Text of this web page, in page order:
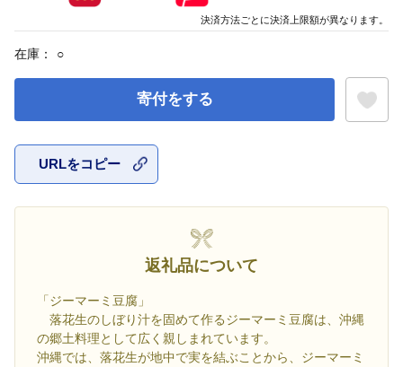
在庫： ○
寄付をする
URLをコピー
返礼品について
「ジーマーミ豆腐」
落花生のしぼり汁を固めて作るジーマーミ豆腐は、沖縄
の郷土料理として広く親しまれています。
沖縄では、落花生が地中で実を結ぶことから、ジーマーミ
決済方法ごとに決済上限額が異なります。